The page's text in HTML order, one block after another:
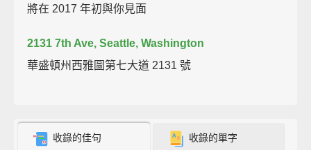
將在 2017 年初與你見面
2131 7th Ave, Seattle, Washington
華盛頓州西雅圖第七大道 2131 號
收錄的佳句 收錄的單字